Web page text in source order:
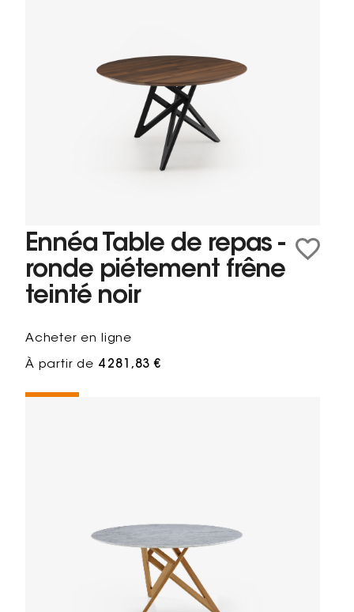
Ennéa Table de repas -
ronde piétement frêne
teinté noir
Acheter en ligne
À partir de 4 281,83 €